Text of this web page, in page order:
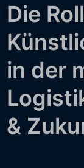
Die
in der
&